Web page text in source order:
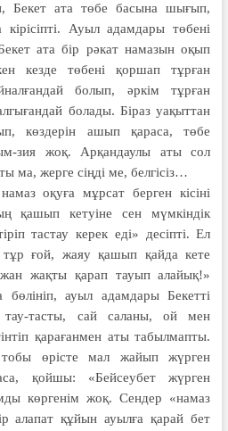
Бекет ата төбе басына шығып,
Ауыл адамдары төбені
ата бір рәкат намазын оқып
кезде төбені қоршап тұрған
болып, әркім тұрған
болады. Біраз уақыттан
көздерін ашып қараса, төбе
зия жоқ. Арқандаулы аты сол
ма, жерге сіңді ме, белгісіз…
оқуға мұрсат берген кісіні
қашып кетуіне сен мүмкіндік
тастау керек еді» десіпті. Ел
ғой, жаяу қашып қайда кете
жақты қарап тауып алайық!»
ауыл адамдары Бекетті
тау-тасты, сай саланы, ой мен
қарағанмен аты табылмапты.
тобы өрісте мал жайып жүрген
қойшы: «Бейсеубет жүрген
көргенім жоқ. Сендер «намаз
алапат құйын ауылға қарай бет